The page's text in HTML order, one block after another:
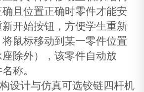
确且位置正确时零件才能安
开始按钮，方便学生重新
鼠标移动到某一零件位置
除外），该零件自动放
称。
设计与仿真可选铰链四杆机